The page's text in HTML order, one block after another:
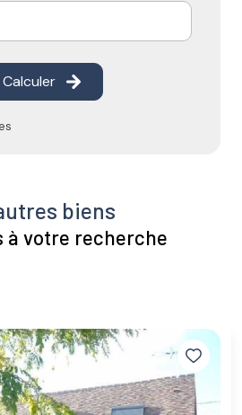
Calculer
biens
à votre recherche